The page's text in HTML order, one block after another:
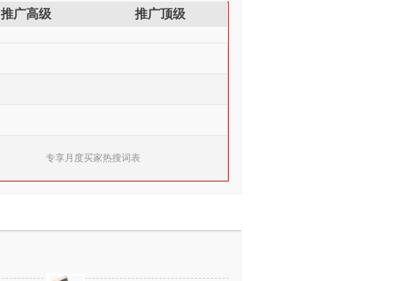
推广高级 推广顶级
专享月度买家热搜词表